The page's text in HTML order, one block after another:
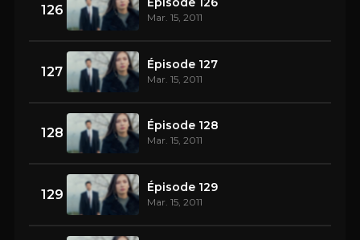
126 Mar. 15, 2011
127 Épisode 127
Mar. 15, 2011
128 Épisode 128
Mar. 15, 2011
129 Épisode 129
Mar. 15, 2011